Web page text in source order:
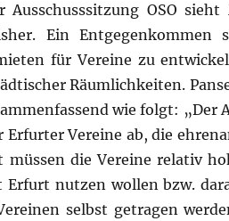
Ausschusssitzung OSO
Ein Entgegenkommen
für Vereine zu
Räumlichkeiten.
wie folgt: „Der
Vereine ab, die
müssen die Vereine relativ
nutzen wollen bzw.
selbst getragen